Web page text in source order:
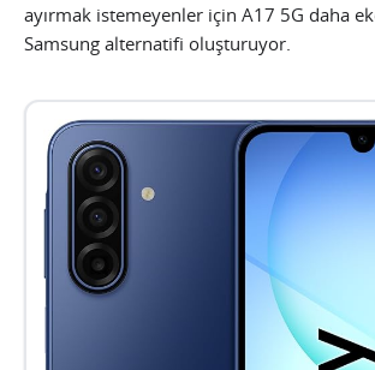
ayırmak istemeyenler için A17 5G daha
Samsung alternatifi oluşturuyor.